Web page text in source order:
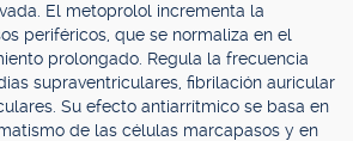
El metoprolol incrementa la
periféricos, que se normaliza en el
prolongado. Regula la frecuencia
supraventriculares, fibrilación auricular
Su efecto antiarrítmico se basa en
de las células marcapasos y en